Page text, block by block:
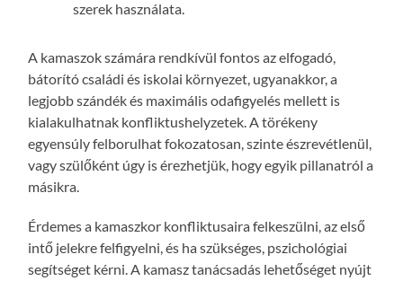
szerek használata.
A kamaszok számára rendkívül fontos az elfogadó,
bátorító családi és iskolai környezet, ugyanakkor, a
legjobb szándék és maximális odafigyelés mellett is
kialakulhatnak konfliktushelyzetek. A törékeny
egyensúly felborulhat fokozatosan, szinte észrevétlenül,
vagy szülőként úgy is érezhetjük, hogy egyik pillanatról a
másikra.
Érdemes a kamaszkor konfliktusaira felkeszülni, az első
intő jelekre felfigyelni, és ha szükséges, pszichológiai
segítséget kérni. A kamasz tanácsadás lehetőséget nyújt